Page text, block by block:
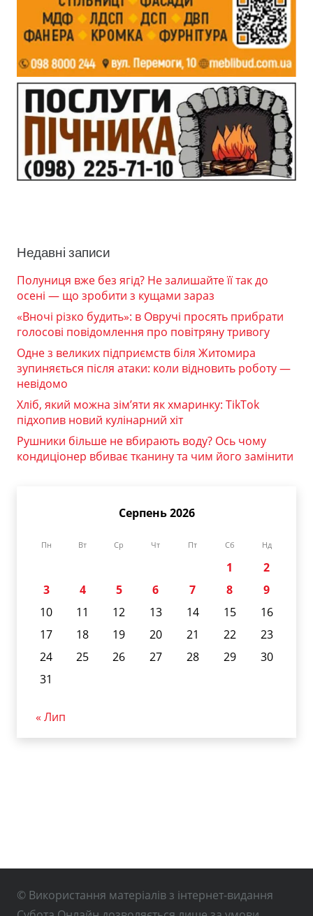
Недавні записи
Полуниця вже без ягід? Не залишайте її так до
осені — що зробити з кущами зараз
«Вночі різко будить»: в Овручі просять прибрати
голосові повідомлення про повітряну тривогу
Одне з великих підприємств біля Житомира
зупиняється після атаки: коли відновить роботу —
невідомо
Хліб, який можна зім’яти як хмаринку: TikTok
підхопив новий кулінарний хіт
Рушники більше не вбирають воду? Ось чому
кондиціонер вбиває тканину та чим його замінити
Серпень 2026
Пн Вт Ср Чт Пт Сб Нд
1
2
3
4 5 6 7 8
9
10
11 12 13 14 15
16
17
18 19 20 21 22
23
24
25 26 27 28 29
30
31
« Лип
© Використання матеріалів з інтернет-видання